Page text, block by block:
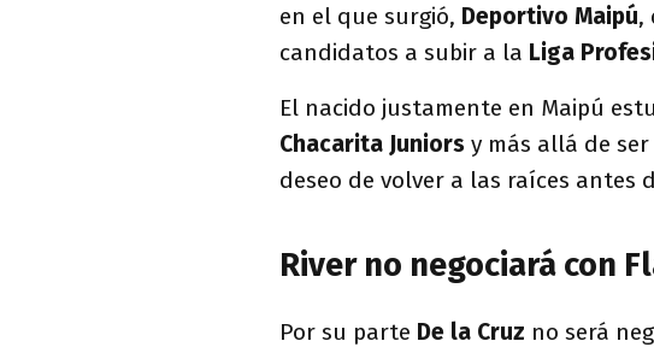
en el que surgió, Deportivo Maipú,
candidatos a subir a la Liga
El nacido justamente en Maipú
Chacarita Juniors y más allá de
deseo de volver a las raíces antes
River no negociará con
Por su parte De la Cruz no será